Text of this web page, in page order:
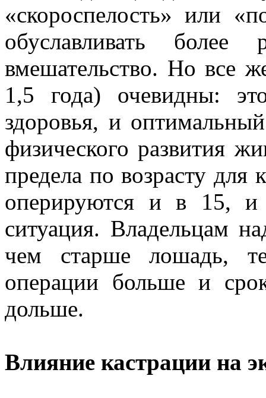
«скороспелость» или
обуславливать
вмешательство. Но все
1,5 года) очевидны:
здоровья, и
физического развития
предела по возрасту
оперируются и в 15, и
ситуация. Владельцам
чем старше лошадь,
операции больше и
дольше.
Влияние кастрации на